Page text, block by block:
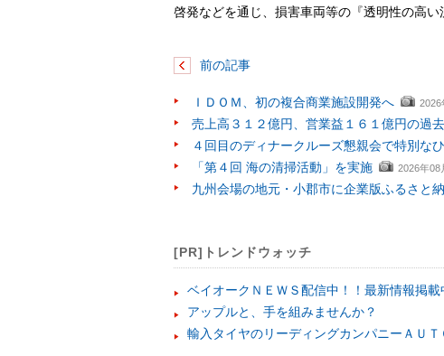
啓発などを通じ、損害車両等の『透明性の高
前の記事
ＩＤＯＭ、初の複合商業施設開発へ 2026
売上高３１２億円、営業益１６１億円の過
４回目のディナークルーズ懇親会で特別な
「第４回 海の清掃活動」を実施 2026年08
九州会場の地元・小郡市に企業版ふるさと
[PR]トレンドウォッチ
ベイオークＮＥＷＳ配信中！！最新情報掲載
アップルと、手を組みませんか？
輸入タイヤのリーディングカンパニーＡＵＴ